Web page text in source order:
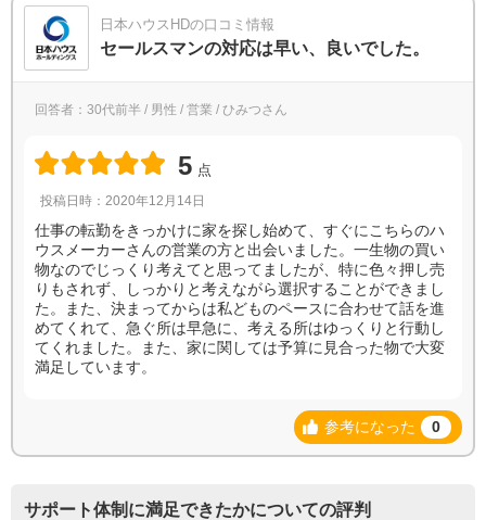
日本ハウスHDの口コミ情報
セールスマンの対応は早い、良いでした。
回答者：30代前半 / 男性 / 営業 / ひみつさん
5 点
投稿日時：2020年12月14日
仕事の転勤をきっかけに家を探し始めて、すぐにこちらのハ
ウスメーカーさんの営業の方と出会いました。一生物の買い
物なのでじっくり考えてと思ってましたが、特に色々押し売
りもされず、しっかりと考えながら選択することができまし
た。また、決まってからは私どものペースに合わせて話を進
めてくれて、急ぐ所は早急に、考える所はゆっくりと行動し
てくれました。また、家に関しては予算に見合った物で大変
満足しています。
参考になった 0
サポート体制に満足できたかについての評判